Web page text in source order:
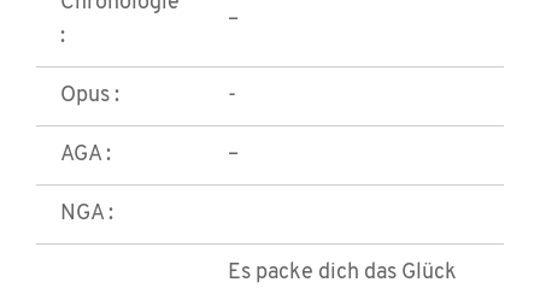
:
–
Opus : -
AGA : –
NGA :
Es packe dich das Glück